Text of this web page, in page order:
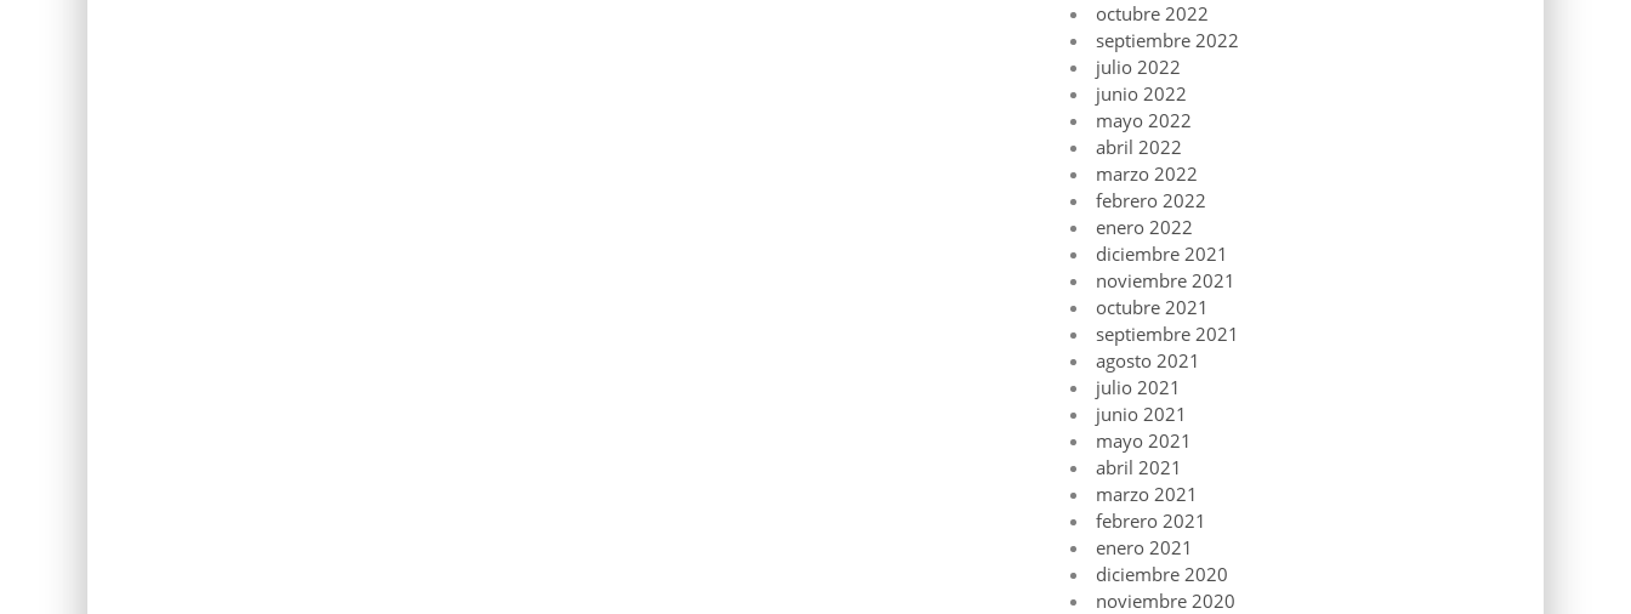
octubre 2022
septiembre 2022
julio 2022
junio 2022
mayo 2022
abril 2022
marzo 2022
febrero 2022
enero 2022
diciembre 2021
noviembre 2021
octubre 2021
septiembre 2021
agosto 2021
julio 2021
junio 2021
mayo 2021
abril 2021
marzo 2021
febrero 2021
enero 2021
diciembre 2020
noviembre 2020